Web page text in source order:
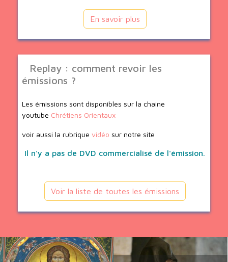
En savoir plus
Replay : comment revoir les
émissions ?
Les émissions sont disponibles sur la chaine
youtube Chrétiens Orientaux
voir aussi la rubrique vidéo sur notre site
Il n'y a pas de DVD commercialisé de l'émission.
Voir la liste de toutes les émissions